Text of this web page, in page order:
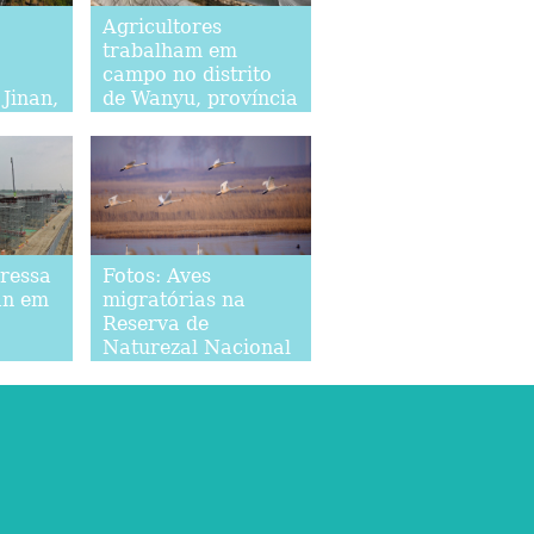
Agricultores
trabalham em
campo no distrito
de Wanyu, província
em
Fotos: Aves
migratórias na
Reserva de
Naturezal Nacional